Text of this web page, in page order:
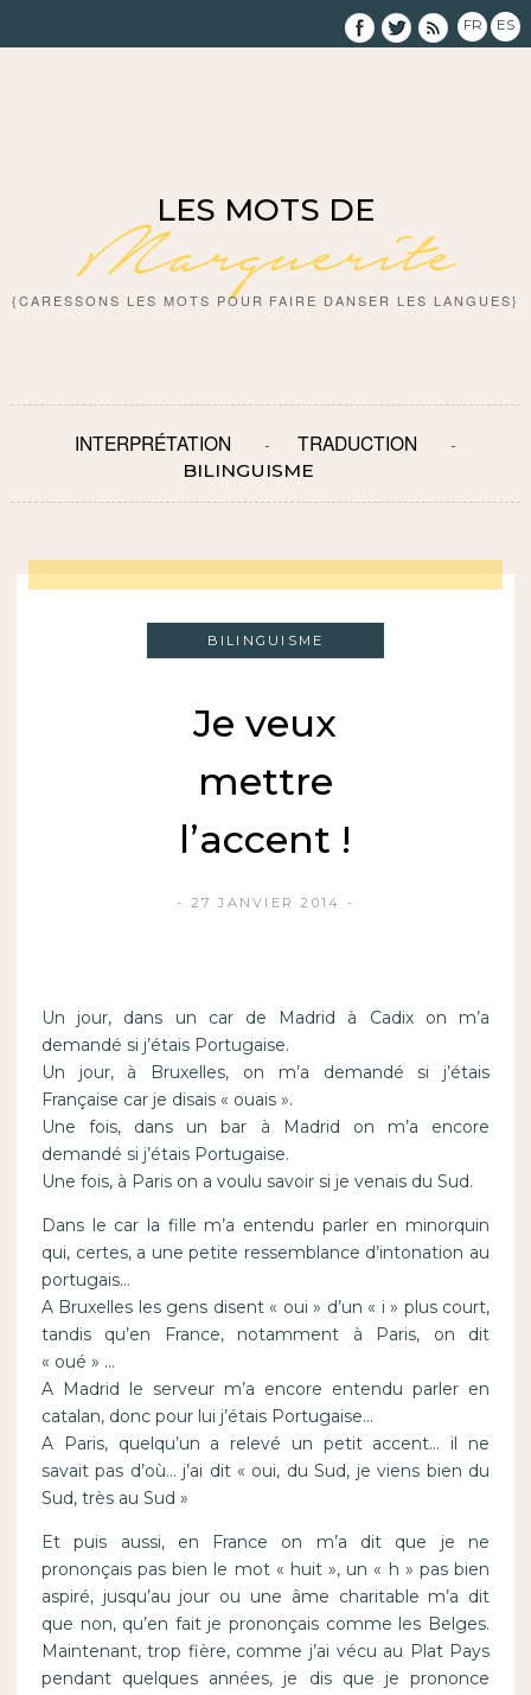
FR ES
LES MOTS DE
Marguerite
{CARESSONS LES MOTS POUR FAIRE DANSER LES LANGUES}
INTERPRÉTATION TRADUCTION
BILINGUISME
BILINGUISME
Je veux
mettre
l’accent !
27 JANVIER 2014
Un jour, dans un car de Madrid à Cadix on m’a
demandé si j’étais Portugaise.
Un jour, à Bruxelles, on m’a demandé si j’étais
Française car je disais « ouais ».
Une fois, dans un bar à Madrid on m’a encore
demandé si j’étais Portugaise.
Une fois, à Paris on a voulu savoir si je venais du Sud.
Dans le car la fille m’a entendu parler en minorquin
qui, certes, a une petite ressemblance d’intonation au
portugais…
A Bruxelles les gens disent « oui » d’un « i » plus court,
tandis qu’en France, notamment à Paris, on dit
« oué » …
A Madrid le serveur m’a encore entendu parler en
catalan, donc pour lui j’étais Portugaise…
A Paris, quelqu’un a relevé un petit accent… il ne
savait pas d’où… j’ai dit « oui, du Sud, je viens bien du
Sud, très au Sud »
Et puis aussi, en France on m’a dit que je ne
prononçais pas bien le mot « huit », un « h » pas bien
aspiré, jusqu’au jour ou une âme charitable m’a dit
que non, qu’en fait je prononçais comme les Belges.
Maintenant, trop fière, comme j’ai vécu au Plat Pays
pendant quelques années, je dis que je prononce